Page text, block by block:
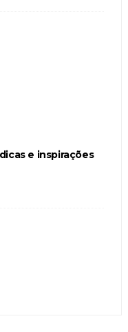
e inspirações